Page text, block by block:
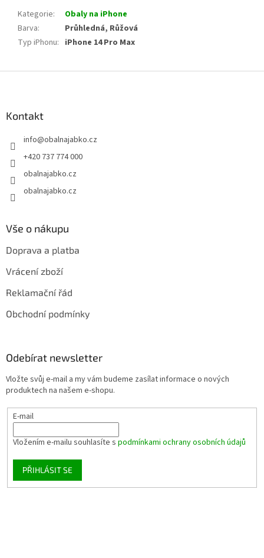
Kategorie:
Obaly na iPhone
Barva:
Průhledná, Růžová
Typ iPhonu: iPhone 14 Pro Max
Kontakt
info@obalnajabko.cz
+420 737 774 000
obalnajabko.cz
obalnajabko.cz
Vše o nákupu
Doprava a platba
Vrácení zboží
Reklamační řád
Obchodní podmínky
Odebírat newsletter
Vložte svůj e-mail a my vám budeme zasílat informace o nových
produktech na našem e-shopu.
E-mail
Vložením e-mailu souhlasíte s podmínkami ochrany osobních údajů
PŘIHLÁSIT SE